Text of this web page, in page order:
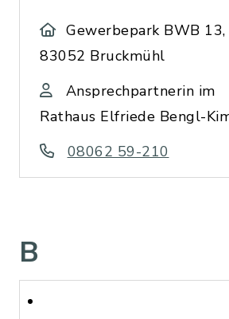
Gewerbepark BWB 13,
83052 Bruckmühl
Ansprechpartnerin im
Rathaus Elfriede Bengl-
08062 59-210
B